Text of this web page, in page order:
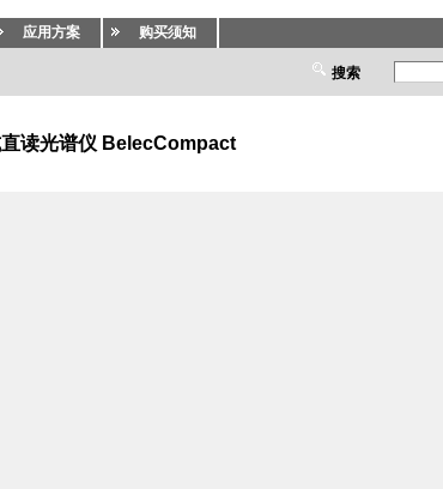
应用方案 购买须知
搜索
读光谱仪 BelecCompact